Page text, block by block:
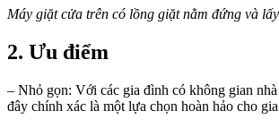
Máy giặt cửa trên có lồng giặt nằm đứng và
2. Ưu điểm
– Nhỏ gọn: Với các gia đình có không gian
đây chính xác là một lựa chọn hoàn hảo cho